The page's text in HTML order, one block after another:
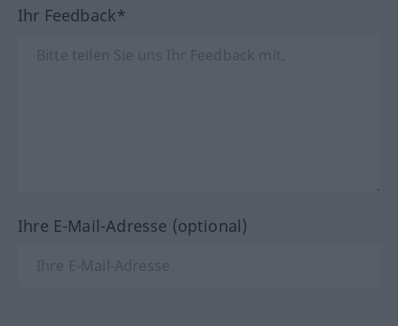
Ihr Feedback*
Ihre E-Mail-Adresse (optional)